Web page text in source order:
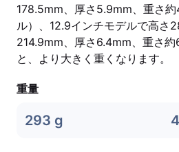
178.5mm、厚さ5.9mm、重さ
ル）、12.9インチモデルで高さ
214.9mm、厚さ6.4mm、重さ約
と、より大きく重くなります。
重量
293 g